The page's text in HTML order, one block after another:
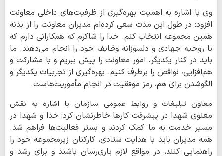
وی با اشاره به اهمیت بهره‌گیری از ظرفیت‌های داخلی معاونت
افزود: در طول این مدت سعی کرده‌ام مدیران معاونت را از بدنه
همین مجموعه انتخاب کنم. خدا را شاکرم که همکارانی دارم که
با روحیه جهادی و دلسوزانه وظایف خود را انجام می‌دهند. ما
باید در کنار یکدیگر، امور معاونت را پیش ببریم و با مشارکت و
هم‌افزایی، نواقص را برطرف کنیم. بهره‌گیری از تجربیات یکدیگر و
الگوشدن برای هم، رمز موفقیت در انجام مأموریت‌هاست.
معاون تبلیغات و روابط عمومی سازمان با اشاره به نقش
معنوی شهدا در پیشرفت کارها خاطرنشان کرد: خدا و شهدا در
مسیر خدمت به ما کمک کردند و بستر فعالیت‌ها فراهم شد.
همه مدیران باید با هدایت ستادی، کارکنان زیرمجموعه خود را
راهنمایی کنند، در مواقع لازم یاری‌رسان باشند و برای رشد و